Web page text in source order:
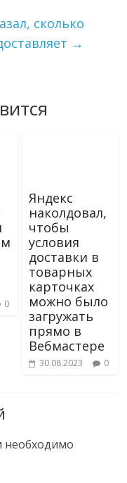
сколько
→
0
Яндекс
наколдовал,
чтобы
условия
доставки в
товарных
карточках
можно было
загружать
прямо в
Вебмастере
30.08.2023 0
необходимо